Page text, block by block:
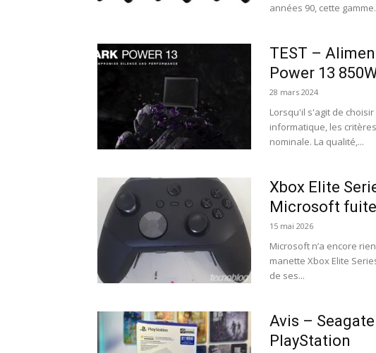
années 90, cette
TEST –
Power 13
28 mars 2024
Lorsqu'il s'agit de
informatique, les
nominale. La qualité,...
Xbox Elite
Microsoft
15 mai 2026
Microsoft n’a encore
manette Xbox Elite
de ses...
Avis –
PlayStation